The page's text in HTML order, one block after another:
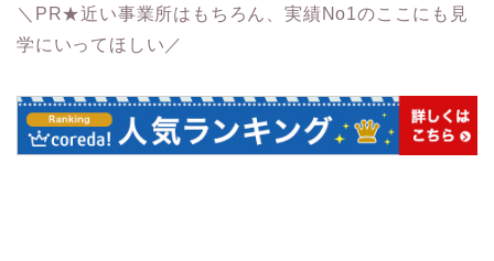
＼PR★近い事業所はもちろん、実績No1のここにも見
学にいってほしい／